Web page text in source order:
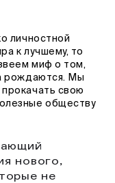
личностной
к лучшему, то
миф о том,
рождаются. Мы
свою
обществу
нового,
не